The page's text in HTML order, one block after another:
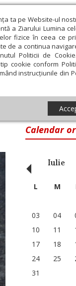
ta pe Website-ul
a Ziarului Lumina
fizice în ceea ce
de a continua
Politicii de
cookie conform
instrucțiunile din
Interviu
Opinii
Calendar
Iulie
‹ L M
03
04
10
11
17
18
24
25
31